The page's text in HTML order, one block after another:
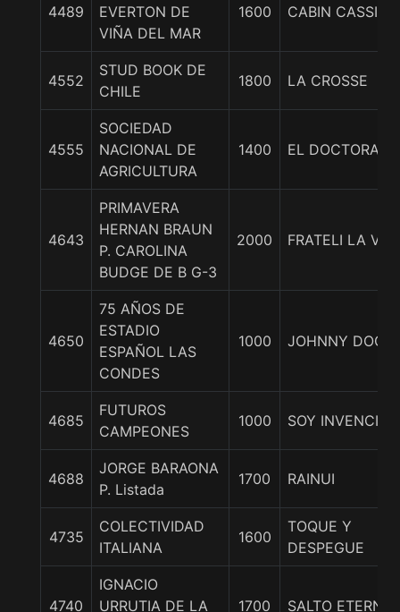
4489
EVERTON DE
VIÑA DEL MAR
1600 CABIN CASSIA
4552
STUD BOOK DE
CHILE
1800 LA CROSSE
4555
SOCIEDAD
NACIONAL DE
AGRICULTURA
1400 EL DOCTORADO
4643
PRIMAVERA
HERNAN BRAUN
P. CAROLINA
BUDGE DE B G-3
2000 FRATELI LA
4650
75 AÑOS DE
ESTADIO
ESPAÑOL LAS
CONDES
1000 JOHNNY DOGS
4685
FUTUROS
CAMPEONES
1000 SOY
4688
JORGE BARAONA
P. Listada
1700 RAINUI
4735
COLECTIVIDAD
ITALIANA
1600
TOQUE Y
DESPEGUE
4740
IGNACIO
URRUTIA DE LA
1700 SALTO ETERNO